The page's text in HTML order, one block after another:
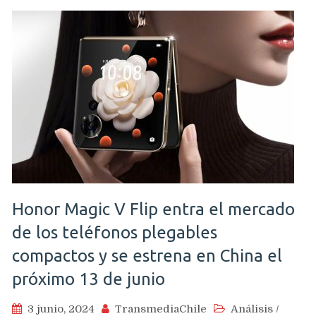
Honor Magic V Flip entra el mercado
de los teléfonos plegables
compactos y se estrena en China el
próximo 13 de junio
3 junio, 2024 TransmediaChile Análisis /